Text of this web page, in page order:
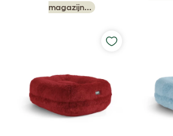
magazijn...